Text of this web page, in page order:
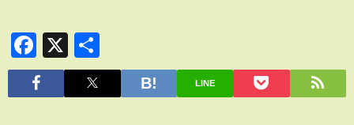
Facebook
X
有
LINE